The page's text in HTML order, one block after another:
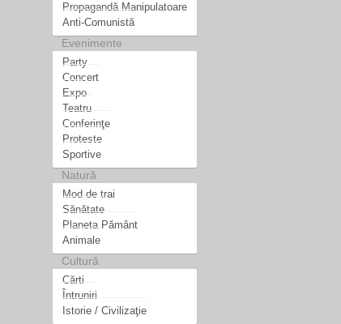
Propagandă Manipulatoare
Anti-Comunistă
Evenimente
Party
Concert
Expo
Teatru
Conferinţe
Proteste
Sportive
Natură
Mod de trai
Sănătate
Planeta Pământ
Animale
Cultură
Cărti
Întruniri
Istorie / Civilizaţie